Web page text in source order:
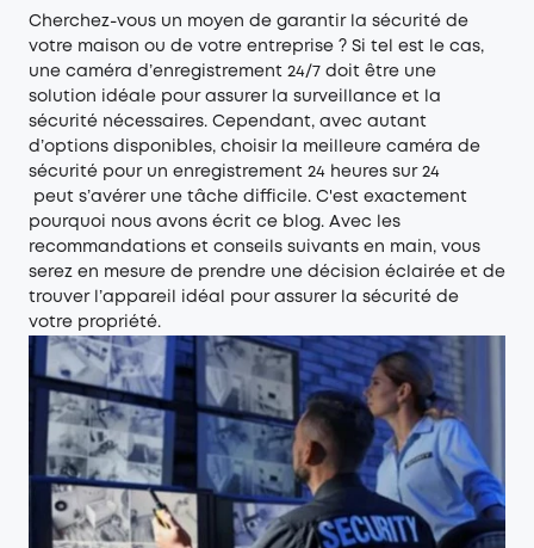
Cherchez-vous un moyen de garantir la sécurité de
votre maison ou de votre entreprise ? Si tel est le cas,
une caméra d’enregistrement 24/7 doit être une
solution idéale pour assurer la surveillance et la
sécurité nécessaires. Cependant, avec autant
d’options disponibles, choisir la meilleure caméra de
sécurité pour un enregistrement 24 heures sur 24
peut s’avérer une tâche difficile. C'est exactement
pourquoi nous avons écrit ce blog. Avec les
recommandations et conseils suivants en main, vous
serez en mesure de prendre une décision éclairée et de
trouver l’appareil idéal pour assurer la sécurité de
votre propriété.